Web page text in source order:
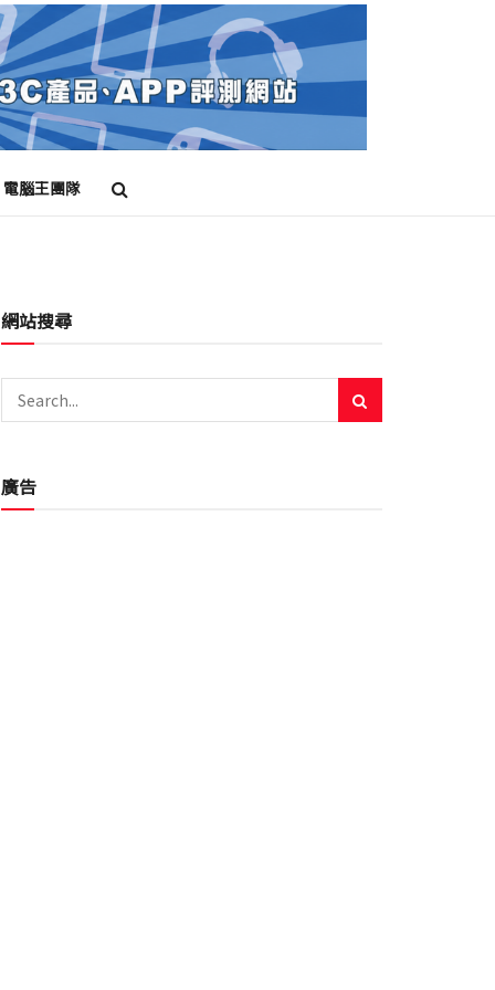
電腦王團隊
網站搜尋
廣告